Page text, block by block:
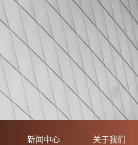
新闻中心 关于我们